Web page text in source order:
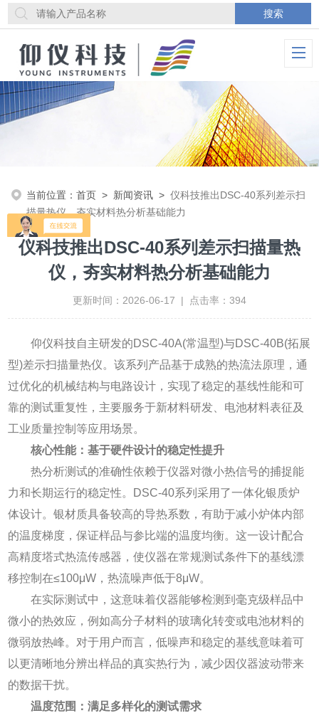
当前位置：首页 > 新闻资讯 >仪科技推出DSC-40系列差示扫
描量热仪，夯实材料热分析基础能力
仪科技推出DSC-40系列差示扫描量热
仪，夯实材料热分析基础能力
更新时间：2026-06-17 | 点击率：394
仰仪科技自主研发的DSC-40A(常温型)与DSC-40B(拓展
型)差示扫描量热仪。该系列产品基于成熟的热流法原理，通
过优化的机械结构与电路设计，实现了稳定的基线性能和可
靠的测试重复性，主要服务于新材料研发、电池材料表征及
工业质量控制等应用场景。
核心性能：基于硬件设计的稳定性提升
热分析测试的准确性依赖于仪器对微小热信号的捕捉能
力和长期运行的稳定性。DSC-40系列采用了一体化银质炉
体设计。银材质具备较高的导热系数，有助于减小炉体内部
的温度梯度，保证样品与参比端的温度均衡。这一设计配合
高精度塔式热流传感器，使仪器在常规测试条件下的基线漂
移控制在≤100μW，热流噪声低于8μW。
在实际测试中，这意味着仪器能够检测到毫克级样品中
微小的热效应，例如高分子材料的玻璃化转变或电池材料的
微弱放热峰。对于用户而言，低噪声和稳定的基线意味着可
以更清晰地分辨出样品的真实热行为，减少因仪器波动带来
的数据干扰。
温度范围：满足多样化的测试需求